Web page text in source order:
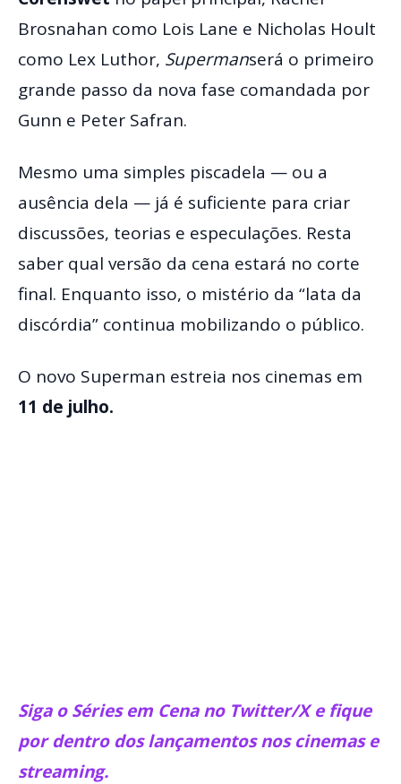
Brosnahan como Lois Lane e Nicholas Hoult
como Lex Luthor, Supermanserá o primeiro
grande passo da nova fase comandada por
Gunn e Peter Safran.
Mesmo uma simples piscadela — ou a
ausência dela — já é suficiente para criar
discussões, teorias e especulações. Resta
saber qual versão da cena estará no corte
final. Enquanto isso, o mistério da “lata da
discórdia” continua mobilizando o público.
O novo Superman estreia nos cinemas em
11 de julho.
Siga o Séries em Cena no Twitter/X e fique
por dentro dos lançamentos nos cinemas e
streaming.